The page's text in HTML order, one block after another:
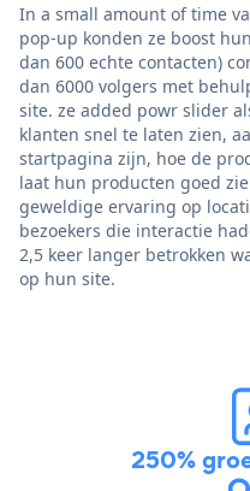
In a small amount of time
pop-up konden ze boost
dan 600 echte contacten)
dan 6000 volgers met
site. ze added powr slider
klanten snel te laten zien,
startpagina zijn, hoe de
laat hun producten goed
geweldige ervaring op
bezoekers die interactie
2,5 keer langer betrokken
op hun site.
250%